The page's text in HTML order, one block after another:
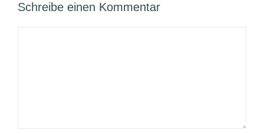
Schreibe einen Kommentar